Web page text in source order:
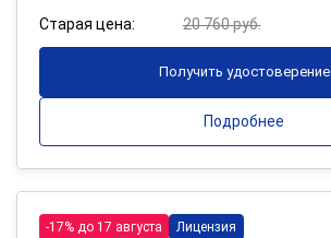
Старая цена:
20 760 руб.
Получить удостоверение
Подробнее
-17% до 17 августа Лицензия